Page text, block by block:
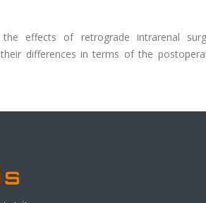
effects of retrograde intrarenal
differences in terms of the